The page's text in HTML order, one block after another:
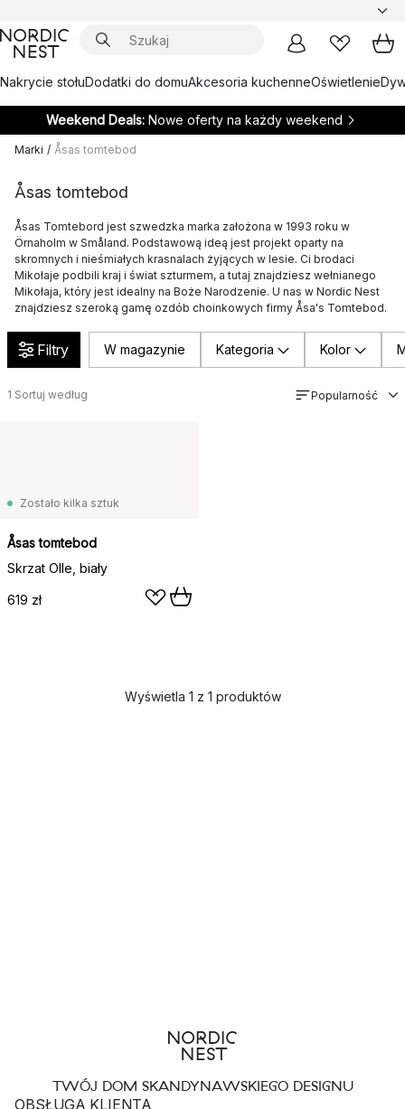
Nakrycie stołuDodatki do domuAkcesoria kuchenneOświetlenie
Weekend Deals: Nowe oferty na każdy weekend
Marki / Åsas tomtebod
Åsas tomtebod
Åsas Tomtebord jest szwedzka marka założona w 1993 roku w
Örnaholm w Småland. Podstawową ideą jest projekt oparty na
skromnych i nieśmiałych krasnalach żyjących w lesie. Ci brodaci
Mikołaje podbili kraj i świat szturmem, a tutaj znajdziesz wełnianego
Mikołaja, który jest idealny na Boże Narodzenie. U nas w Nordic Nest
znajdziesz szeroką gamę ozdób choinkowych firmy Åsa's Tomtebod.
Filtry W magazynie Kategoria Kolor
1 Sortuj według Popularność
Zostało kilka sztuk
Åsas tomtebod
Skrzat Olle, biały
619 zł
Wyświetla 1 z 1 produktów
TWÓJ DOM SKANDYNAWSKIEGO DESIGNU
OBSŁUGA KLIENTA